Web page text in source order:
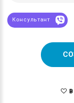
Консультант
В